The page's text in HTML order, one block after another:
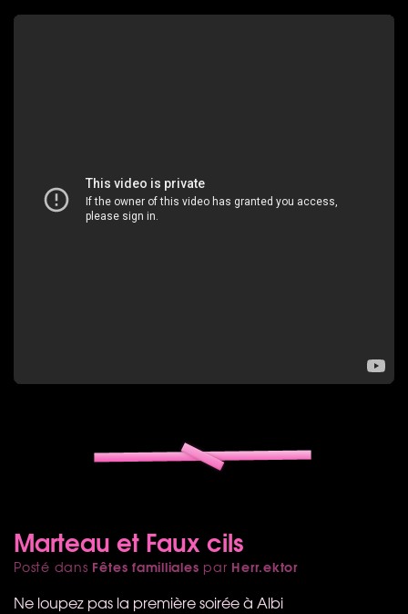
Marteau et Faux cils
Posté dans Fêtes familliales par Herr.ektor
Ne loupez pas la première soirée à Albi